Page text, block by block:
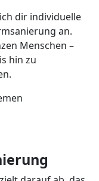
dir individuelle
an.
Menschen –
hin zu